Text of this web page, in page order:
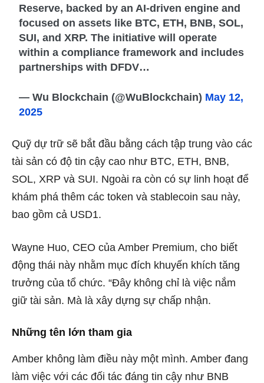
Reserve, backed by an AI-driven engine and
focused on assets like BTC, ETH, BNB, SOL,
SUI, and XRP. The initiative will operate
within a compliance framework and includes
partnerships with DFDV…
— Wu Blockchain (@WuBlockchain) May 12,
2025
Quỹ dự trữ sẽ bắt đầu bằng cách tập trung vào các
tài sản có độ tin cậy cao như BTC, ETH, BNB,
SOL, XRP và SUI. Ngoài ra còn có sự linh hoạt để
khám phá thêm các token và stablecoin sau này,
bao gồm cả USD1.
Wayne Huo, CEO của Amber Premium, cho biết
động thái này nhằm mục đích khuyến khích tăng
trưởng của tổ chức. “Đây không chỉ là việc nắm
giữ tài sản. Mà là xây dựng sự chấp nhận.
Những tên lớn tham gia
Amber không làm điều này một mình. Amber đang
làm việc với các đối tác đáng tin cậy như BNB